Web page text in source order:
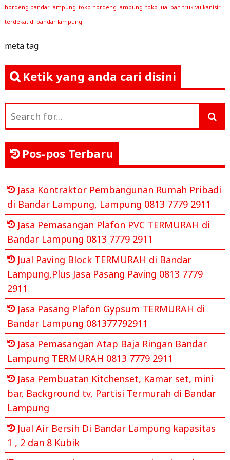
hordeng bandar lampung toko hordeng lampung toko Jual ban truk vulkanisir
terdekat di bandar lampung
meta tag
Ketik yang anda cari disini
for:
Pos-pos Terbaru
Jasa Kontraktor Pembangunan Rumah Pribadi
di Bandar Lampung, Lampung 0813 7779 2911
Jasa Pemasangan Plafon PVC TERMURAH di
Bandar Lampung 0813 7779 2911
Jual Paving Block TERMURAH di Bandar
Lampung,Plus Jasa Pasang Paving 0813 7779
2911
Jasa Pasang Plafon Gypsum TERMURAH di
Bandar Lampung 081377792911
Jasa Pemasangan Atap Baja Ringan Bandar
Lampung TERMURAH 0813 7779 2911
Jasa Pembuatan Kitchenset, Kamar set, mini
bar, Background tv, Partisi Termurah di Bandar
Lampung
Jual Air Bersih Di Bandar Lampung kapasitas
1 , 2 dan 8 Kubik